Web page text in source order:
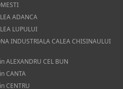
ADANCA
LUPULUI
INDUSTRIALA CALEA CHISINAULUI
CEL BUN
CANTA
CENTRU